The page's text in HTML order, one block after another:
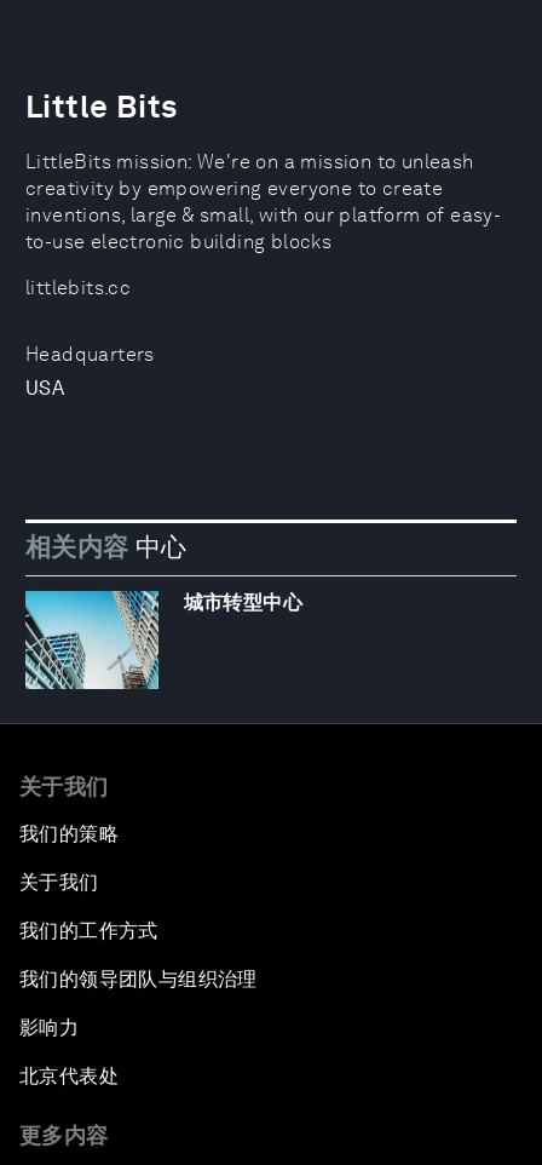
Headquarters
USA
Little Bits
LittleBits mission: We're on a mission to unleash
creativity by empowering everyone to create
inventions, large & small, with our platform of easy-
to-use electronic building blocks
littlebits.cc
相关内容 中心
城市转型中心
关于我们
我们的策略
关于我们
我们的工作方式
我们的领导团队与组织治理
影响力
北京代表处
更多内容